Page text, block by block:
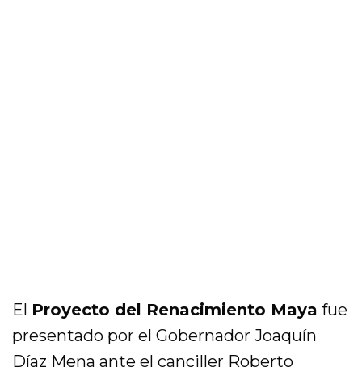
El Proyecto del Renacimiento Maya fue
presentado por el GobernadorJoaquín
Díaz Mena ante el canciller Roberto